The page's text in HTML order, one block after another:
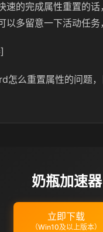
速的完成属性重置的
以多留意一下活动任
怎么重置属性的问题
奶瓶加速
立即下载
（Win10及以上版本）